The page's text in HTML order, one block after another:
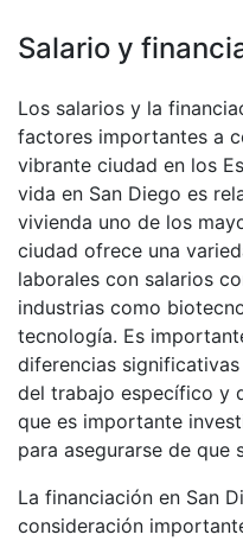
Salario y
Los salarios y la
factores importantes a
vibrante ciudad en los
vida en San Diego es
vivienda uno de los
ciudad ofrece una
laborales con salarios
industrias como
tecnología. Es
diferencias
del trabajo específico y
que es importante
para asegurarse de que
La financiación en San
consideración